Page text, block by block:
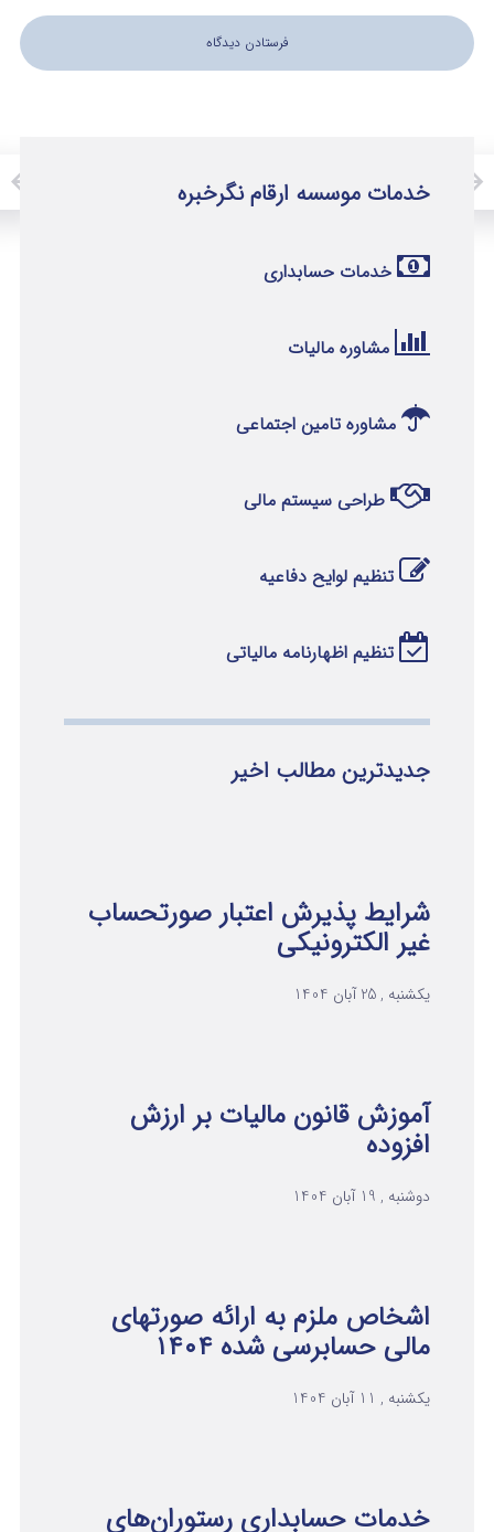
خدمات موسسه ارقام نگرخبره
خدمات حسابداری
مشاوره مالیات
مشاوره تامین اجتماعی
طراحی سیستم مالی
تنظیم لوایح دفاعیه
تنظیم اظهارنامه مالیاتی
جدیدترین مطالب اخیر
شرایط پذیرش اعتبار صورتحساب
غیر الکترونیکی
یکشنبه , 25 آبان 1404
آموزش قانون مالیات بر ارزش
افزوده
دوشنبه , 19 آبان 1404
اشخاص ملزم به ارائه صورتهای
مالی حسابرسی شده ۱۴۰۴
یکشنبه , 11 آبان 1404
خدمات حسابداری رستوران‌های